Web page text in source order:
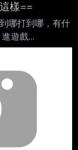
樣==
哪打到哪，有什
遊戲
種感覺
出現條件